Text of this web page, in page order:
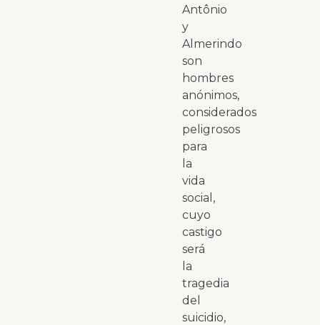
Antônio
y
Almerindo
son
hombres
anónimos,
considerados
peligrosos
para
la
vida
social,
cuyo
castigo
será
la
tragedia
del
suicidio,